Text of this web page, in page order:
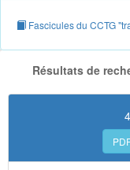
Fascicules du CCTG
Résultats de